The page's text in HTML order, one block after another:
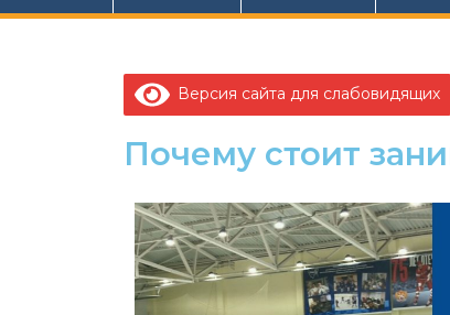
Версия сайта для слабовидящих
Почему стоит